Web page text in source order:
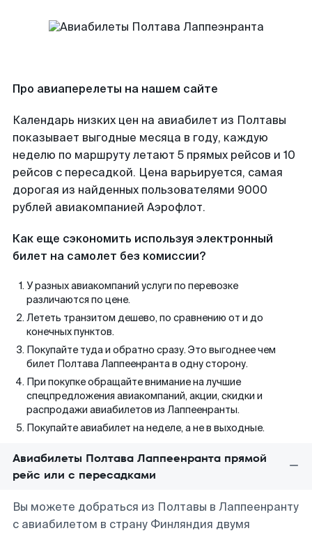
Про авиаперелеты на нашем сайте
Календарь низких цен на авиабилет из Полтавы
показывает выгодные месяца в году, каждую
неделю по маршруту летают 5 прямых рейсов и 10
рейсов с пересадкой. Цена варьируется, самая
дорогая из найденных пользователями 9000
рублей авиакомпанией Аэрофлот.
Как еще сэкономить используя электронный
билет на самолет без комиссии?
У разных авиакомпаний услуги по перевозке
различаются по цене.
Лететь транзитом дешево, по сравнению от и до
конечных пунктов.
Покупайте туда и обратно сразу. Это выгоднее чем
билет Полтава Лаппеенранта в одну сторону.
При покупке обращайте внимание на лучшие
спецпредложения авиакомпаний, акции, скидки и
распродажи авиабилетов из Лаппеенранты.
Покупайте авиабилет на неделе, а не в выходные.
Авиабилеты Полтава Лаппеенранта прямой
рейс или с пересадками
Вы можете добраться из Полтавы в Лаппеенранту
с авиабилетом в страну Финляндия двумя